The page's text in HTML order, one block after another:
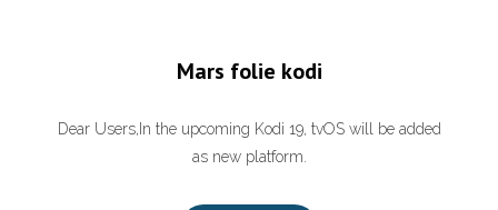
Mars folie kodi
Dear Users,In the upcoming Kodi 19, tvOS will be added
as new platform.